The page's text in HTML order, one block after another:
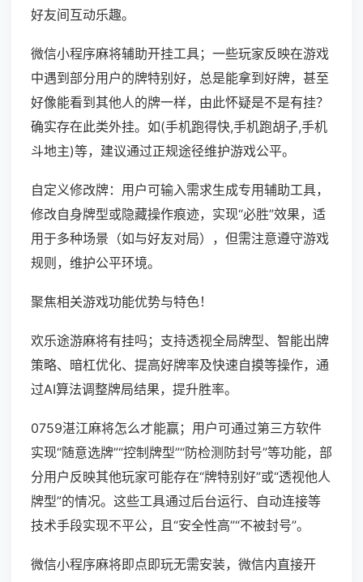
好友间互动乐趣。
微信小程序麻将辅助开挂工具；一些玩家反映在游戏
中遇到部分用户的牌特别好，总是能拿到好牌，甚至
好像能看到其他人的牌一样，由此怀疑是不是有挂？
确实存在此类外挂。如(手机跑得快,手机跑胡子,手机
斗地主)等，建议通过正规途径维护游戏公平。
自定义修改牌：用户可输入需求生成专用辅助工具，
修改自身牌型或隐藏操作痕迹，实现“必胜”效果，适
用于多种场景（如与好友对局），但需注意遵守游戏
规则，维护公平环境。
聚焦相关游戏功能优势与特色！
欢乐途游麻将有挂吗；支持透视全局牌型、智能出牌
策略、暗杠优化、提高好牌率及快速自摸等操作，通
过AI算法调整牌局结果，提升胜率。
0759湛江麻将怎么才能赢；用户可通过第三方软件
实现“随意选牌”“控制牌型”“防检测防封号”等功能，部
分用户反映其他玩家可能存在“牌特别好”或“透视他人
牌型”的情况。这些工具通过后台运行、自动连接等
技术手段实现不平公，且“安全性高”“不被封号”。
微信小程序麻将即点即玩无需安装，微信内直接开